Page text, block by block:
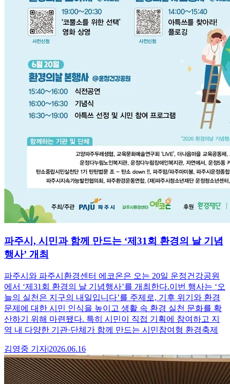
파주시, 시민과 함께 만드는 ‘제31회 환경의 날 기념
행사’ 개최
파주시와 파주시환경센터 에코온은 오는 20일 운정건강공원
에서 ‘제31회 환경의 날 기념행사’를 개최한다.이번 행사는 ‘오
늘의 실천은 지구의 내일입니다’를 주제로, 기후 위기와 환경
문제에 대한 시민 인식을 높이고 생활 속 환경 실천 문화를 확
산하기 위해 마련됐다. 특히 시민이 직접 기획에 참여하고 지
역 내 다양한 기관·단체가 함께 만드는 시민참여형 환경축제
김영중 기자|2026.06.16